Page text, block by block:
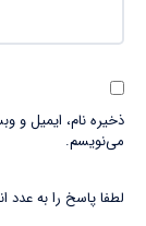
ذخیره نام، ایمیل و
می‌نویسم.
لطفا پاسخ را به عدد